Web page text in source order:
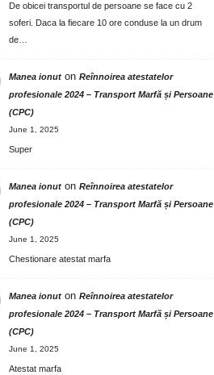
De obicei transportul de persoane se face cu 2
soferi. Daca la fiecare 10 ore conduse la un drum
de…
Manea ionuton Reînnoirea atestatelor
profesionale 2024 – Transport Marfă și Persoane
(CPC)
June 1, 2025
Super
Manea ionuton Reînnoirea atestatelor
profesionale 2024 – Transport Marfă și Persoane
(CPC)
June 1, 2025
Chestionare atestat marfa
Manea ionuton Reînnoirea atestatelor
profesionale 2024 – Transport Marfă și Persoane
(CPC)
June 1, 2025
Atestat marfa